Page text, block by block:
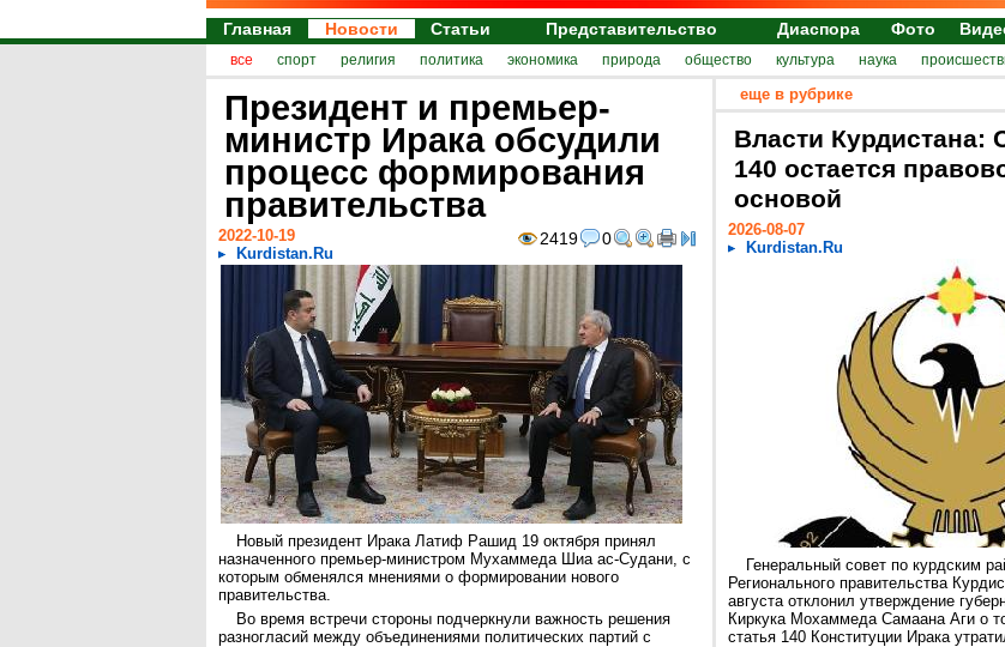
Главная Новости Статьи Представительство Диаспора Фото
все спорт религия политика экономика природа общество культура наука
Президент и премьер-
министр Ирака обсудили
процесс формирования
правительства
2419 0
2022-10-19
Kurdistan.Ru
Новый президент Ирака Латиф Рашид 19 октября принял
назначенного премьер-министром Мухаммеда Шиа ас-Судани, с
которым обменялся мнениями о формировании нового
правительства.
Во время встречи стороны подчеркнули важность решения
разногласий между объединениями политических партий с
еще в рубрике
Власти Курдистана:
140 остается
основой
2026-08-07
Kurdistan.Ru
Генеральный совет по курдским
Регионального правительства
августа отклонил утверждение
Киркука Мохаммеда Самаана Аги о
статья 140 Конституции Ирака